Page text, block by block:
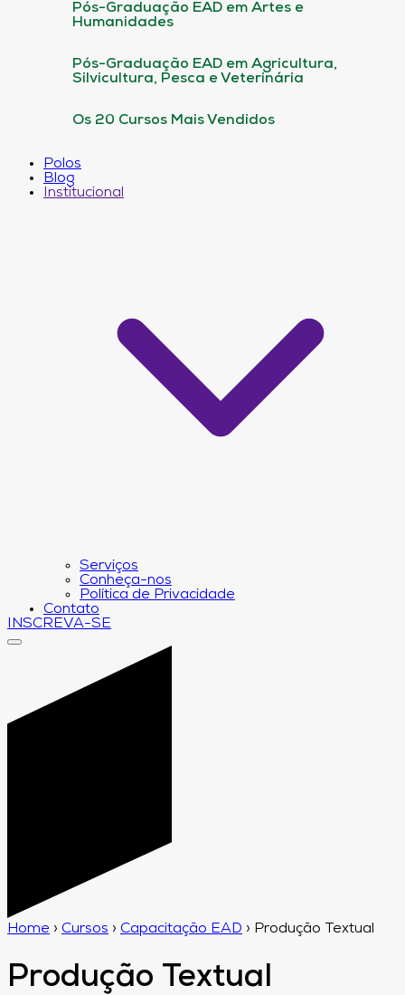
Pós-Graduação EAD em Artes e
Humanidades
Pós-Graduação EAD em Agricultura,
Silvicultura, Pesca e Veterinária
Os 20 Cursos Mais Vendidos
Polos
Blog
Institucional
Serviços
Conheça-nos
Política de Privacidade
Contato
INSCREVA-SE
Home › Cursos › Capacitação EAD › Produção Textual
Produção Textual